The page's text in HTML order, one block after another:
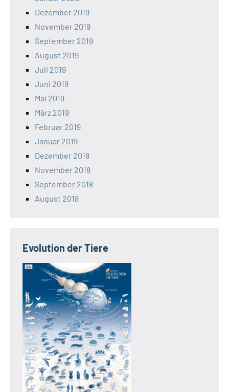
Dezember 2019
November 2019
September 2019
August 2019
Juli 2019
Juni 2019
Mai 2019
März 2019
Februar 2019
Januar 2019
Dezember 2018
November 2018
September 2018
August 2018
Evolution der Tiere